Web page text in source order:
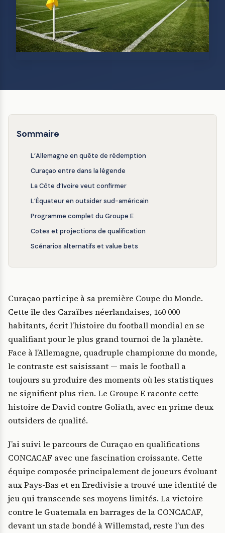
Sommaire
L’Allemagne en quête de rédemption
Curaçao entre dans la légende
La Côte d’Ivoire veut confirmer
L’Équateur en outsider sud-américain
Programme complet du Groupe E
Cotes et projections de qualification
Scénarios alternatifs et value bets
Curaçao participe à sa première Coupe du Monde.
Cette île des Caraïbes néerlandaises, 160 000
habitants, écrit l’histoire du football mondial en se
qualifiant pour le plus grand tournoi de la planète.
Face à l’Allemagne, quadruple championne du monde,
le contraste est saisissant — mais le football a
toujours su produire des moments où les statistiques
ne signifient plus rien. Le Groupe E raconte cette
histoire de David contre Goliath, avec en prime deux
outsiders de qualité.
J’ai suivi le parcours de Curaçao en qualifications
CONCACAF avec une fascination croissante. Cette
équipe composée principalement de joueurs évoluant
aux Pays-Bas et en Eredivisie a trouvé une identité de
jeu qui transcende ses moyens limités. La victoire
contre le Guatemala en barrages de la CONCACAF,
devant un stade bondé à Willemstad, reste l’un des